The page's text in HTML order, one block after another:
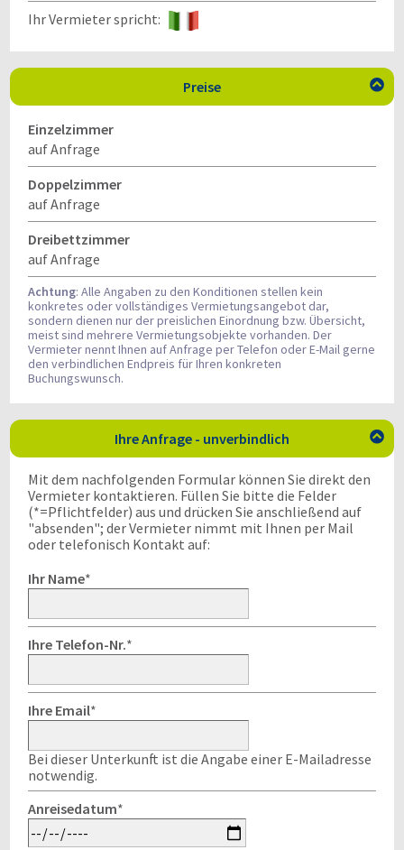
Ihr Vermieter spricht:
Preise 
Einzelzimmer
auf Anfrage
Doppelzimmer
auf Anfrage
Dreibettzimmer
auf Anfrage
Achtung: Alle Angaben zu den Konditionen stellen kein
konkretes oder vollständiges Vermietungsangebot dar,
sondern dienen nur der preislichen Einordnung bzw. Übersicht,
meist sind mehrere Vermietungsobjekte vorhanden. Der
Vermieter nennt Ihnen auf Anfrage per Telefon oder E-Mail gerne
den verbindlichen Endpreis für Ihren konkreten
Buchungswunsch.
Ihre Anfrage - unverbindlich 
Mit dem nachfolgenden Formular können Sie direkt den
Vermieter kontaktieren. Füllen Sie bitte die Felder
(*=Pflichtfelder) aus und drücken Sie anschließend auf
"absenden"; der Vermieter nimmt mit Ihnen per Mail
oder telefonisch Kontakt auf:
Ihr Name*
Ihre Telefon-Nr.*
Ihre Email*
Bei dieser Unterkunft ist die Angabe einer E-Mailadresse
notwendig.
Anreisedatum*